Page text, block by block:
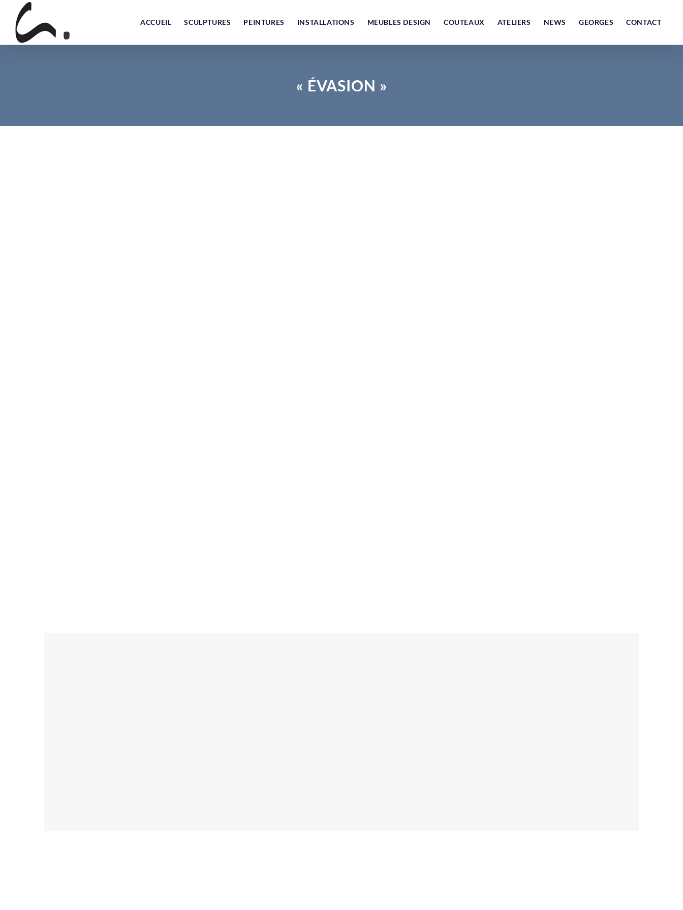
content
ACCUEIL SCULPTURES PEINTURES INSTALLATIONS MEUBLES DESIGN COUTEAUX ATELIERS NEWS GEORGES CONTACT
« ÉVASION »